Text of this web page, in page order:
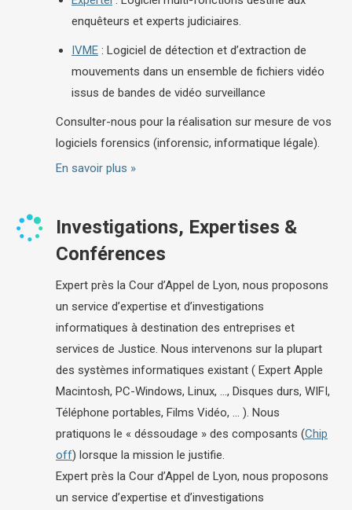
enquêteurs et experts judiciaires.
IVME : Logiciel de détection et d’extraction de
mouvements dans un ensemble de fichiers vidéo
issus de bandes de vidéo surveillance
Consulter-nous pour la réalisation sur mesure de vos
logiciels forensics (inforensic, informatique légale).
En savoir plus »
Investigations, Expertises &
Conférences
Expert près la Cour d’Appel de Lyon, nous proposons
un service d’expertise et d’investigations
informatiques à destination des entreprises et
services de Justice. Nous intervenons sur la plupart
des systèmes informatiques existant ( Expert Apple
Macintosh, PC-Windows, Linux, …, Disques durs, WIFI,
Téléphone portables, Films Vidéo, … ). Nous
pratiquons le « déssoudage » des composants (Chip
off) lorsque la mission le justifie.
Expert près la Cour d’Appel de Lyon, nous proposons
un service d’expertise et d’investigations